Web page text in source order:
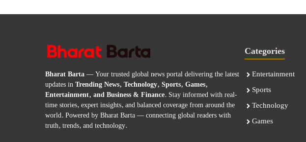
Bharat Barta— Your trusted global news portal delivering the latest
updates inTrending News, Technology, Sports, Games,
Entertainment, and Business & Finance. Stay informed with real-
time stories, expert insights, and balanced coverage from around the
world. Powered by Bharat Barta — connecting global readers with
truth, trends, and technology.
Categories
Entertainment
Sports
Technology
Games